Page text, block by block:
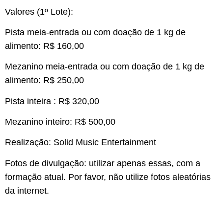
Valores (1º Lote):
Pista meia-entrada ou com doação de 1 kg de
alimento: R$ 160,00
Mezanino meia-entrada ou com doação de 1 kg de
alimento: R$ 250,00
Pista inteira : R$ 320,00
Mezanino inteiro: R$ 500,00
Realização: Solid Music Entertainment
Fotos de divulgação: utilizar apenas essas, com a
formação atual. Por favor, não utilize fotos aleatórias
da internet.